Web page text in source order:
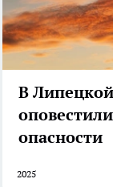
В
опасности
2025